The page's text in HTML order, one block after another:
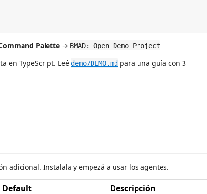
Palette → BMAD: Open Demo Project.
en TypeScript. Leé demo/DEMO.md para una guía con 3
adicional. Instalala y empezá a usar los agentes.
Default Descripción